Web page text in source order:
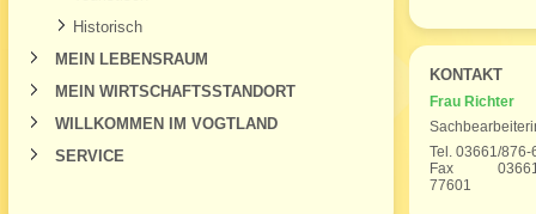
Historisch
MEIN LEBENSRAUM
MEIN WIRTSCHAFTSSTANDORT
WILLKOMMEN IM VOGTLAND
SERVICE
KONTAKT
Frau Richter
Tel. 03661/876-
Fax 03661/
77601